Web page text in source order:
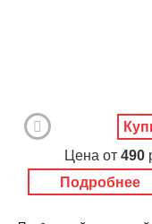
Подробнее
Цена от 490